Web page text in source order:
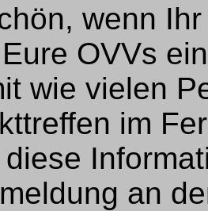
wenn
OVVs
wie vielen
im
an